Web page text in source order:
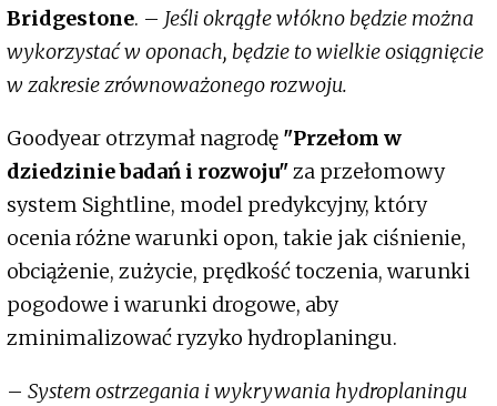
Bridgestone. – Jeśli okrągłe włókno będzie można
wykorzystać w oponach, będzie to wielkie osiągnięcie
w zakresie zrównoważonego rozwoju.
Goodyear otrzymał nagrodę "Przełom w
dziedzinie badań i rozwoju"za przełomowy
system Sightline, model predykcyjny, który
ocenia różne warunki opon, takie jak ciśnienie,
obciążenie, zużycie, prędkość toczenia, warunki
pogodowe i warunki drogowe, aby
zminimalizować ryzyko hydroplaningu.
– System ostrzegania i wykrywania hydroplaningu